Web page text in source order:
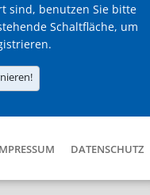
sind, benutzen Sie bitte
Schaltfläche, um
DATENSCHUTZ